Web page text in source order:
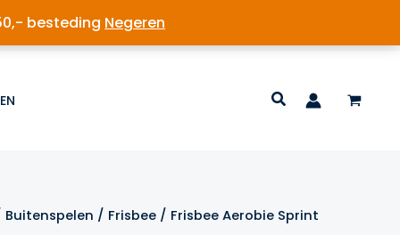
besteding Negeren
Buitenspelen / Frisbee / Frisbee Aerobie Sprint